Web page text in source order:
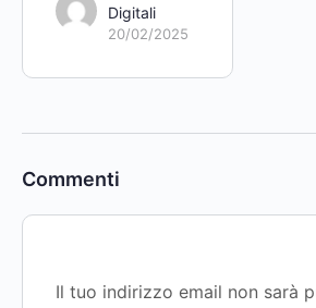
Digitali
20/02/2025
Commenti
Il tuo indirizzo email non sarà